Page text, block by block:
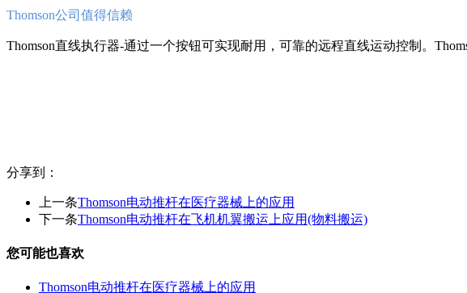
Thomson公司值得信赖
Thomson直线执行器-通过一个按钮可实现耐用，可靠的远程直线运动控制。
分享到：
上一条Thomson电动推杆在医疗器械上的应用
下一条Thomson电动推杆在飞机机翼搬运上应用(物料搬运)
您可能也喜欢
Thomson电动推杆在医疗器械上的应用